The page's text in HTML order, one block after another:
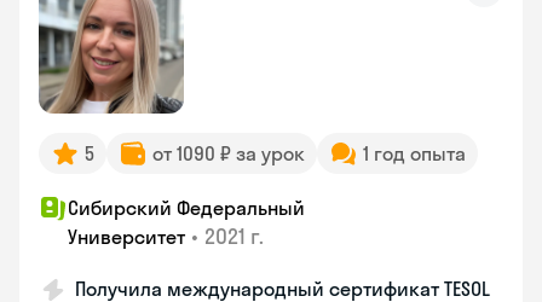
5 от 1090 ₽ за урок 1 год опыта
Сибирский Федеральный
Университет • 2021 г.
Получила международный сертификат TESOL